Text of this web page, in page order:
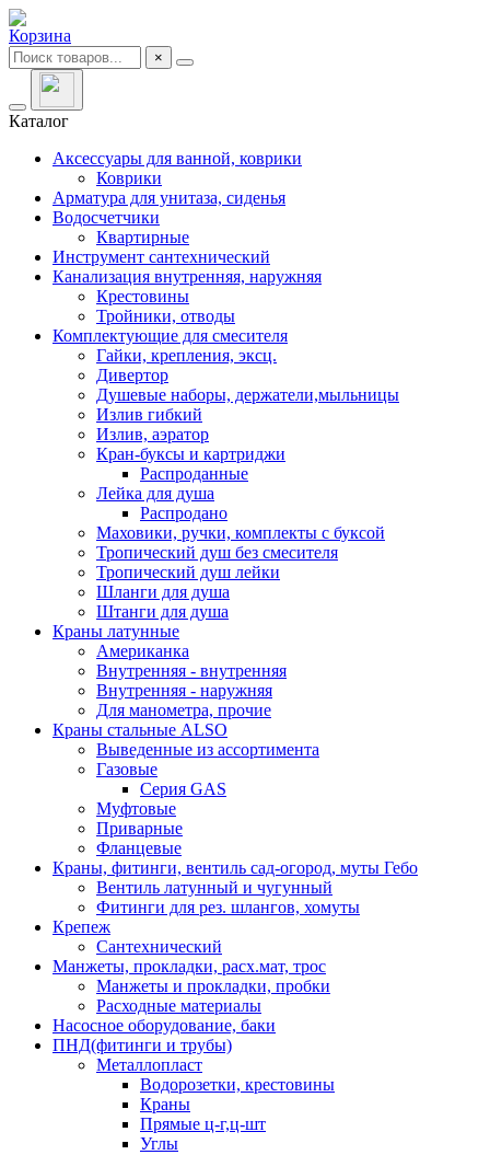
Корзина
×
Каталог
Аксессуары для ванной, коврики
Коврики
Арматура для унитаза, сиденья
Водосчетчики
Квартирные
Инструмент сантехнический
Канализация внутренняя, наружняя
Крестовины
Тройники, отводы
Комплектующие для смесителя
Гайки, крепления, эксц.
Дивертор
Душевые наборы, держатели,мыльницы
Излив гибкий
Излив, аэратор
Кран-буксы и картриджи
Распроданные
Лейка для душа
Распродано
Маховики, ручки, комплекты с буксой
Тропический душ без смесителя
Тропический душ лейки
Шланги для душа
Штанги для душа
Краны латунные
Американка
Внутренняя - внутренняя
Внутренняя - наружняя
Для манометра, прочие
Краны стальные ALSO
Выведенные из ассортимента
Газовые
Серия GAS
Муфтовые
Приварные
Фланцевые
Краны, фитинги, вентиль сад-огород, муты Гебо
Вентиль латунный и чугунный
Фитинги для рез. шлангов, хомуты
Крепеж
Сантехнический
Манжеты, прокладки, расх.мат, трос
Манжеты и прокладки, пробки
Расходные материалы
Насосное оборудование, баки
ПНД(фитинги и трубы)
Металлопласт
Водорозетки, крестовины
Краны
Прямые ц-г,ц-шт
Углы